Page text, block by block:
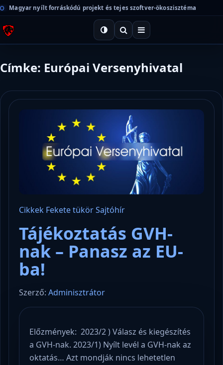
Magyar nyílt forráskódú projekt és tejes szoftver-ökoszisztéma
Címke: Európai Versenyhivatal
Cikkek Fekete tükörSajtóhír
Tájékoztatás GVH-
nak – Panasz az EU-
ba!
Szerző: Adminisztrátor
Előzmények: 2023/2 ) Válasz és kiegészítés
a GVH-nak. 2023/1) Nyílt levél a GVH-nak az
oktatás… Azt mondják nincs lehetetlen